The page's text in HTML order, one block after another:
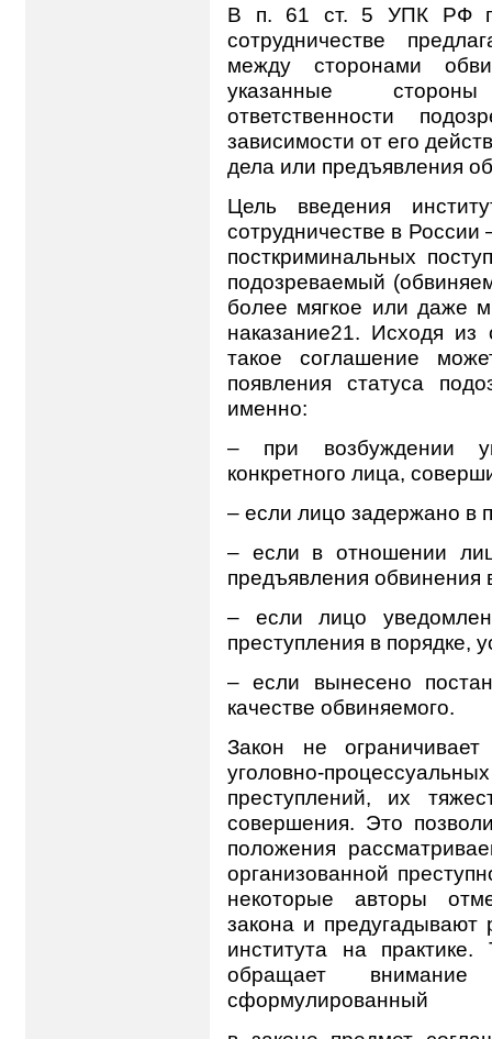
В п. 61 ст. 5 УПК РФ
сотрудничестве
между сторонами
указанные
ответственности
зависимости от его
дела или предъявления
Цель введения
сотрудничестве в
посткриминальных
подозреваемый
более мягкое или даже
наказание21. Исходя из
такое соглашение
появления статуса
именно:
– при возбуждении
конкретного лица,
– если лицо задержано в
– если в отношении
предъявления обвинения
– если лицо
преступления в порядке,
– если вынесено
качестве обвиняемого.
Закон не
уголовно-
преступлений, их
совершения. Это
положения
организованной
некоторые авторы
закона и предугадывают
института на
обращает
сформулированный